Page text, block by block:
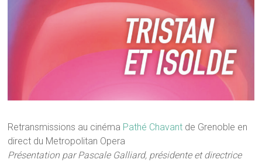
Retransmissions au cinéma Pathé Chavant de Grenoble en
direct du Metropolitan Opera
Présentation par Pascale Galliard, présidente et directrice